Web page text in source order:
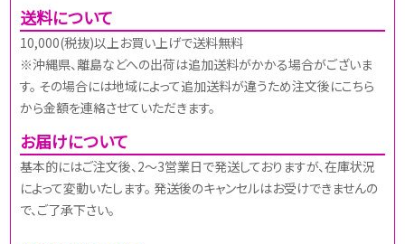
送料について
10,000(税抜)以上お買い上げで送料無料
※沖縄県、離島などへの出荷は追加送料がかかる場合がございま
す。 その場合には地域によって追加送料が違うため注文後にこちら
から金額を連絡させていただきます。
お届けについて
基本的にはご注文後、2～3営業日で発送しておりますが、在庫状況
によって変動いたします。 発送後のキャンセルはお受けできませんの
で、ご了承下さい。